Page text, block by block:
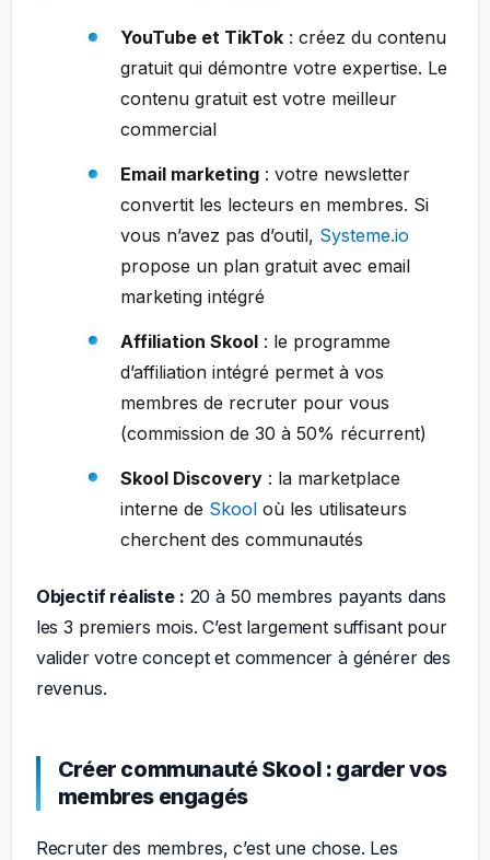
YouTube et TikTok: créez du contenu
gratuit qui démontre votre expertise. Le
contenu gratuit est votre meilleur
commercial
Email marketing: votre newsletter
convertit les lecteurs en membres. Si
vous n’avez pas d’outil, Systeme.io
propose un plan gratuit avec email
marketing intégré
Affiliation Skool: le programme
d’affiliation intégré permet à vos
membres de recruter pour vous
(commission de 30 à 50% récurrent)
Skool Discovery: la marketplace
interne de Skooloù les utilisateurs
cherchent des communautés
Objectif réaliste : 20 à 50 membres payants dans
les 3 premiers mois. C’est largement suffisant pour
valider votre concept et commencer à générer des
revenus.
Créer communauté Skool : garder vos
membres engagés
Recruter des membres, c’est une chose. Les